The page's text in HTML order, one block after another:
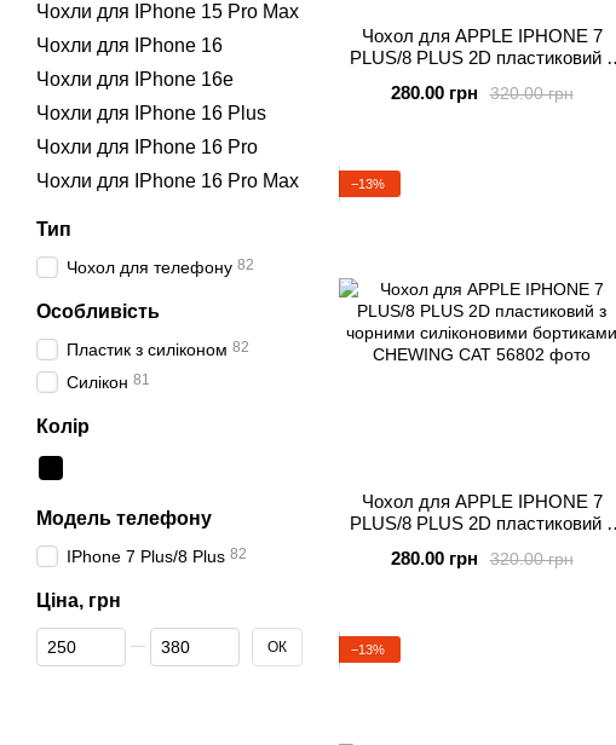
Чохол для APPLE IPHONE 7
PLUS/8 PLUS 2D пластиковий з
FORMULA320.00 грн
280.00 грн
−13%
Чохол для APPLE IPHONE 7
PLUS/8 PLUS 2D пластиковий з
CHEWING CAT
320.00 грн
280.00 грн
−13%
Чохли для IPhone 15 Pro Max
Чохли для IPhone 16
Чохли для IPhone 16e
Чохли для IPhone 16 Plus
Чохли для IPhone 16 Pro
Чохли для IPhone 16 Pro Max
Тип
Чохол для телефону 82
Особливість
Пластик з силіконом 82
Силікон 81
Колір
Модель телефону
IPhone 7 Plus/8 Plus 82
Ціна, грн
Від Ціна, грн
До Ціна, грн ОК